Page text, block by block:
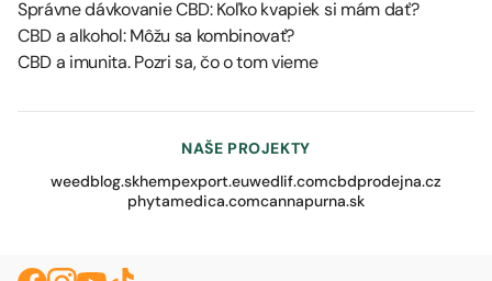
Správne dávkovanie CBD: Koľko kvapiek si mám dať?
CBD a alkohol: Môžu sa kombinovať?
CBD a imunita. Pozri sa, čo o tom vieme
NAŠE PROJEKTY
weedblog.skhempexport.euwedlif.comcbdprodejna.cz
phytamedica.comcannapurna.sk